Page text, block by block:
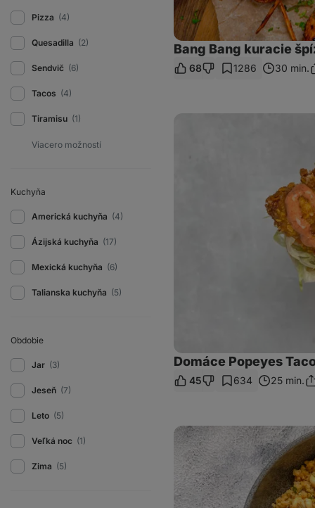
Pizza (4)
Quesadilla (2)
Sendvič (6)
Tacos (4)
Tiramisu (1)
Kuchyňa
Americká kuchyňa (4)
Ázijská kuchyňa (17)
Mexická kuchyňa (6)
Talianska kuchyňa (5)
Obdobie
Jar (3)
Jeseň (7)
Leto (5)
Veľká noc (1)
Zima (5)
Bang Bang kuracie
68 1286 30 min.
Domáce Popeyes
45 634 25 min.
Krémová
kórejská
vyprážaná
ryža
kuracím
mäsom